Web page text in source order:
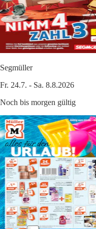
Segmüller
Fr. 24.7. - Sa. 8.8.2026
Noch bis morgen gültig